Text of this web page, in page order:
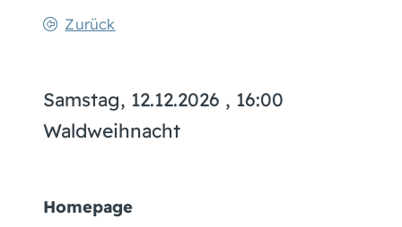
Zurück
Samstag, 12.12.2026 , 16:00
Waldweihnacht
Homepage